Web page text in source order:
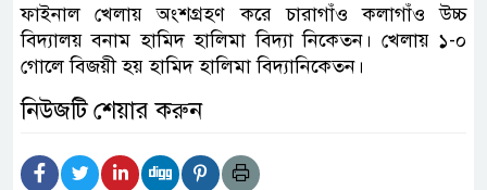
ফাইনাল খেলায় অংশগ্রহণ করে চারাগাঁও কলাগাঁও উচ্চ
বিদ্যালয় বনাম হামিদ হালিমা বিদ্যা নিকেতন। খেলায় ১-০
গোলে বিজয়ী হয় হামিদ হালিমা বিদ্যানিকেতন।
নিউজটি শেয়ার করুন